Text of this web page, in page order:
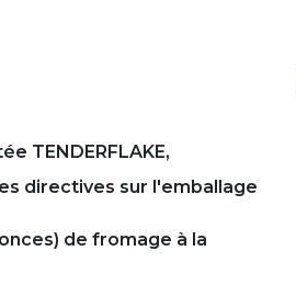
TENDERFLAKE,
directives sur l'emballage
de fromage à la